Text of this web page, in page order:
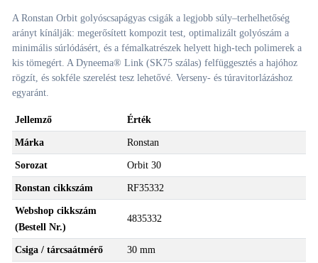
A Ronstan Orbit golyóscsapágyas csigák a legjobb súly–terhelhetőség
arányt kínálják: megerősített kompozit test, optimalizált golyószám a
minimális súrlódásért, és a fémalkatrészek helyett high-tech polimerek a
kis tömegért. A Dyneema® Link (SK75 szálas) felfüggesztés a hajóhoz
rögzít, és sokféle szerelést tesz lehetővé. Verseny- és túravitorlázáshoz
egyaránt.
Jellemző Érték
Márka Ronstan
Sorozat Orbit 30
Ronstan cikkszám RF35332
Webshop cikkszám
(Bestell Nr.)
4835332
Csiga / tárcsaátmérő 30 mm